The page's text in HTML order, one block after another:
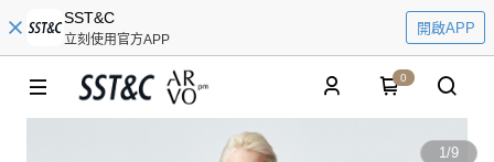
SST&C
立刻使用官方APP
開啟APP
0
1/9